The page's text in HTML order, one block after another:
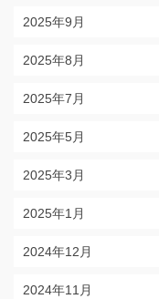
2025年9月
2025年8月
2025年7月
2025年5月
2025年3月
2025年1月
2024年12月
2024年11月